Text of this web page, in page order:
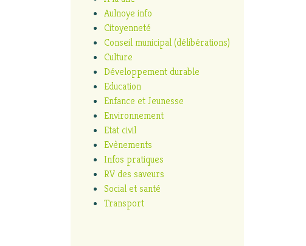
Aulnoye info
Citoyenneté
Conseil municipal (délibérations)
Culture
Développement durable
Education
Enfance et Jeunesse
Environnement
Etat civil
Evènements
Infos pratiques
RV des saveurs
Social et santé
Transport